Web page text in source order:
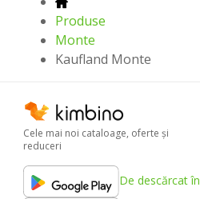
Produse
Monte
Kaufland Monte
Cele mai noi cataloage, oferte şi
reduceri
De descărcat în